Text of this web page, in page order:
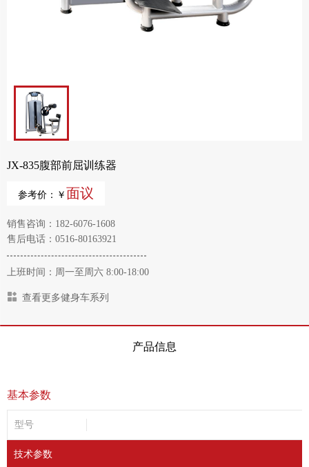
JX-835腹部前屈训练器
参考价：￥ 面议
销售咨询：182-6076-1608
售后电话：0516-80163921
上班时间：周一至周六 8:00-18:00
查看更多健身车系列
产品信息
基本参数
型号
技术参数